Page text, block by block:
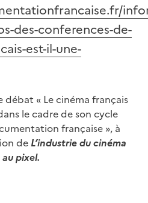
des-conferences-de-
est-il-une-
débat « Le cinéma français
le cadre de son cycle
française », à
de L’industrie du cinéma
pixel.